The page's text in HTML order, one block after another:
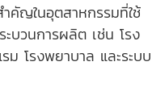
คัญในอุตสาหกรรมที่ใช้
บวนการผลิต เช่น โรง
ม โรงพยาบาล และระบบ